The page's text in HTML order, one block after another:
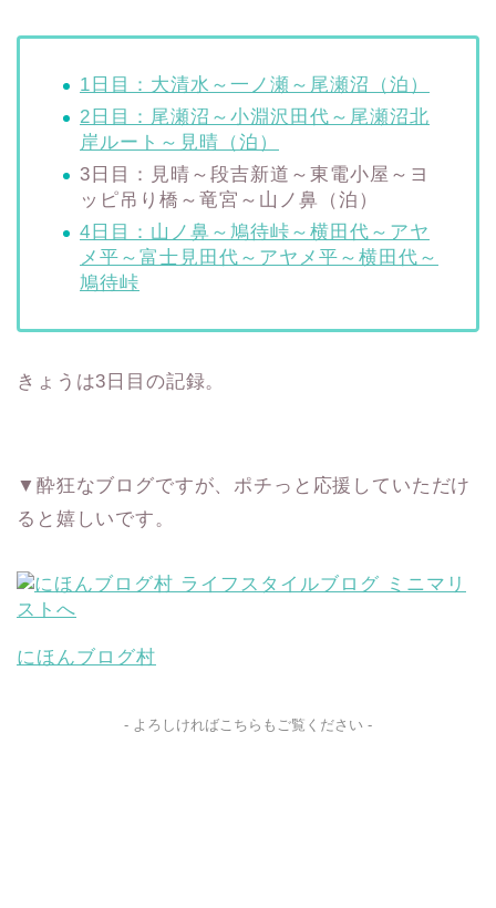
1日目：大清水～一ノ瀬～尾瀬沼（泊）
2日目：尾瀬沼～小淵沢田代～尾瀬沼北
岸ルート～見晴（泊）
3日目：見晴～段吉新道～東電小屋～ヨ
ッピ吊り橋～竜宮～山ノ鼻（泊）
4日目：山ノ鼻～鳩待峠～横田代～アヤ
メ平～富士見田代～アヤメ平～横田代～
鳩待峠
きょうは3日目の記録。
▼酔狂なブログですが、ポチっと応援していただけ
ると嬉しいです。
にほんブログ村
- よろしければこちらもご覧ください -